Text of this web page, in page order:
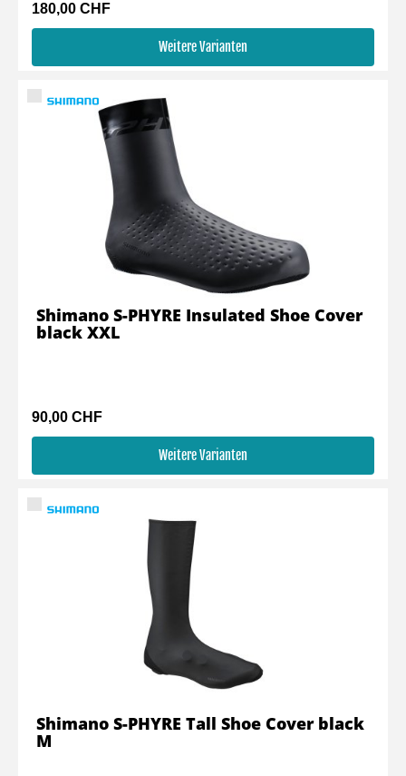
180,00 CHF
Weitere Varianten
90,00 CHF
Weitere Varianten
Shimano S-PHYRE Insulated Shoe Cover
black XXL
Shimano S-PHYRE Tall Shoe Cover black
M